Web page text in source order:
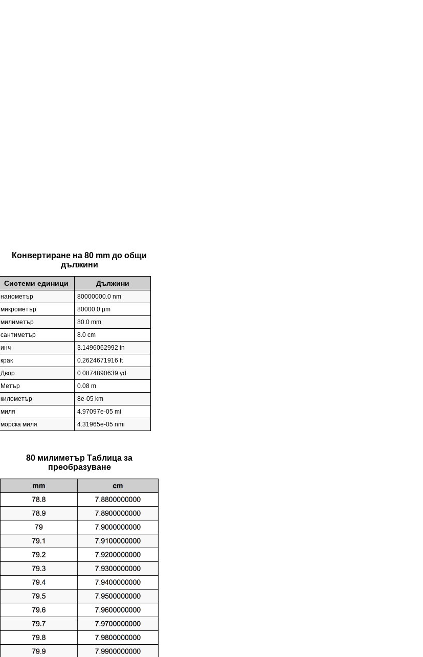
Конвертиране на 80 mm до общи
дължини
Системи единици Дължини
нанометър
80000000.0 nm
микрометър
80000.0 µm
милиметър
80.0 mm
сантиметър
8.0 cm
инч
3.1496062992 in
крак
0.2624671916 ft
Двор
0.0874890639 yd
Метър
0.08 m
километър
8e-05 km
миля
4.97097e-05 mi
морска миля
4.31965e-05 nmi
80 милиметър Таблица за
преобразуване